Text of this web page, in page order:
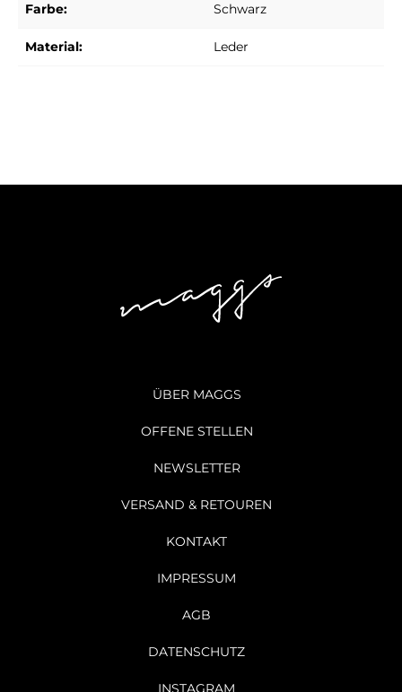
Farbe: Schwarz
Material: Leder
ÜBER MAGGS
OFFENE STELLEN
NEWSLETTER
VERSAND & RETOUREN
KONTAKT
IMPRESSUM
AGB
DATENSCHUTZ
INSTAGRAM